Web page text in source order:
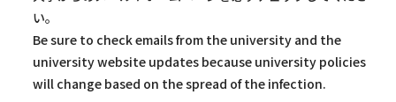
い。
Be sure to check emails from the university and the
university website updates because university policies
will change based on the spread of the infection.